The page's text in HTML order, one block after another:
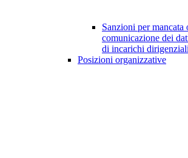
Sanzioni per mancata
comunicazione dei
di incarichi dirigenziali
Posizioni organizzative